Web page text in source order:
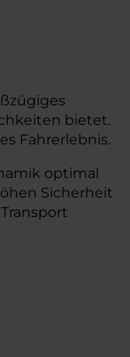
bietet.
Fahrerlebnis.
optimal
Sicherheit